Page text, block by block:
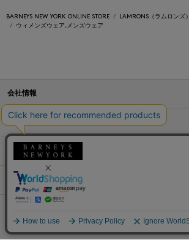
BARNEYS NEW YORK ONLINE STORE
LAMRONS（ラムロンズ）
ウィメンズウェア,メンズウェア
会社情報
オンラインストアショッピングガイド
店舗情報
サービス